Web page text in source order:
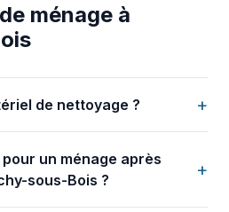
ménage à
de nettoyage ? +
un ménage après
sous-Bois ?
+